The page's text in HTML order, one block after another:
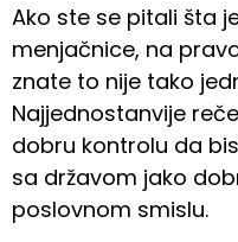
Ako ste se pitali šta
menjačnice, na
znate to nije tako
Najjednostanvije
dobru kontrolu da
sa državom jako
poslovnom smislu.